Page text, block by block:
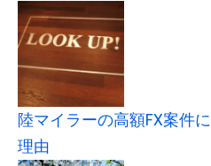
陸マイラーの高額FX案件
理由